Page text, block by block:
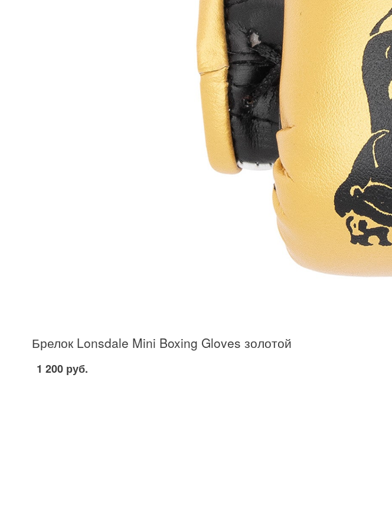
Брелок Lonsdale Mini Boxing Gloves золотой
1 200 руб.